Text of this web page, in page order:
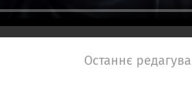
Останнє